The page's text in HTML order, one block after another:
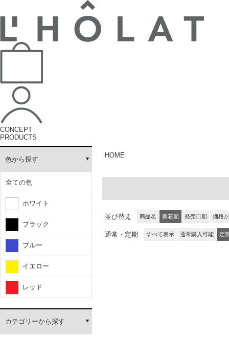
CONCEPT
PRODUCTS
色から探す
全ての色
ホワイト
ブラック
ブルー
イエロー
レッド
カテゴリーから探す
HOME
並び替え 商品名 新着順 発売日順 価格
通常・定期 すべて表示 通常購入可能 定